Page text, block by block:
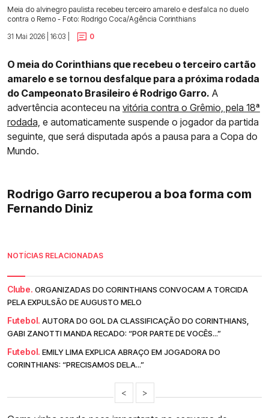
Meia do alvinegro paulista recebeu terceiro amarelo e desfalca no duelo
contra o Remo - Foto: Rodrigo Coca/Agência Corinthians
31 Mai 2026 | 16:03 |
0
O meia do Corinthians que recebeu o terceiro cartão
amarelo e se tornou desfalque para a próxima rodada
do Campeonato Brasileiro é Rodrigo Garro. A
advertência aconteceu na vitória contra o Grêmio, pela 18ª
rodada, e automaticamente suspende o jogador da partida
seguinte, que será disputada após a pausa para a Copa do
Mundo.
Rodrigo Garro recuperou a boa forma com
Fernando Diniz
NOTÍCIAS RELACIONADAS
Clube. ORGANIZADAS DO CORINTHIANS CONVOCAM A TORCIDA
PELA EXPULSÃO DE AUGUSTO MELO
Futebol. AUTORA DO GOL DA CLASSIFICAÇÃO DO CORINTHIANS,
GABI ZANOTTI MANDA RECADO: “POR PARTE DE VOCÊS...”
Futebol. EMILY LIMA EXPLICA ABRAÇO EM JOGADORA DO
CORINTHIANS: “PRECISAMOS DELA...”
< >